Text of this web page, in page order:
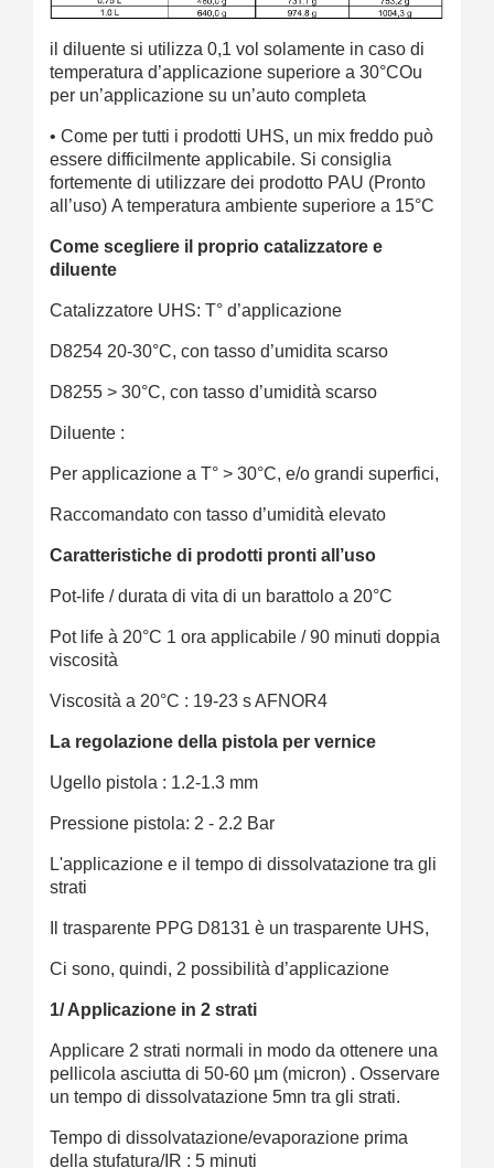
il diluente si utilizza 0,1 vol solamente in caso di
temperatura d’applicazione superiore a 30°COu
per un’applicazione su un’auto completa
• Come per tutti i prodotti UHS, un mix freddo può
essere difficilmente applicabile. Si consiglia
fortemente di utilizzare dei prodotto PAU (Pronto
all’uso) A temperatura ambiente superiore a 15°C
Come scegliere il proprio catalizzatore e
diluente
Catalizzatore UHS: T° d’applicazione
D8254 20-30°C, con tasso d’umidita scarso
D8255 > 30°C, con tasso d’umidità scarso
Diluente :
Per applicazione a T° > 30°C, e/o grandi superfici,
Raccomandato con tasso d’umidità elevato
Caratteristiche di prodotti pronti all’uso
Pot-life / durata di vita di un barattolo a 20°C
Pot life à 20°C 1 ora applicabile / 90 minuti doppia
viscosità
Viscosità a 20°C : 19-23 s AFNOR4
La regolazione della pistola per vernice
Ugello pistola : 1.2-1.3 mm
Pressione pistola: 2 - 2.2 Bar
L'applicazione e il tempo di dissolvatazione tra gli
strati
Il trasparente PPG D8131 è un trasparente UHS,
Ci sono, quindi, 2 possibilità d’applicazione
1/ Applicazione in 2 strati
Applicare 2 strati normali in modo da ottenere una
pellicola asciutta di 50-60 µm (micron) . Osservare
un tempo di dissolvatazione 5mn tra gli strati.
Tempo di dissolvatazione/evaporazione prima
della stufatura/IR : 5 minuti